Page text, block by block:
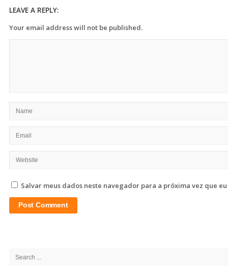
LEAVE A REPLY:
Your email address will not be published.
Salvar meus dados neste navegador para a próxima vez que
Search